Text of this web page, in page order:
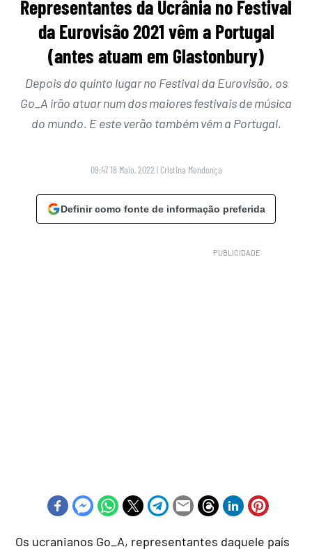
Representantes da Ucrânia no Festival
da Eurovisão 2021 vêm a Portugal
(antes atuam em Glastonbury)
Depois do quinto lugar no Festival da Eurovisão, os
Go_A irão atuar num dos maiores festivais de música
do mundo. E este verão também vêm a Portugal.
09:47 18 Maio, 2022 | Cristina Mendonça
Definir como fonte de informação preferida
Os ucranianos Go_A, representantes daquele país